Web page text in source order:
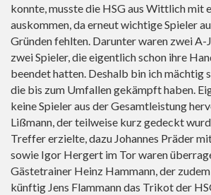
konnte, musste die HSG aus Wittlich mit
auskommen, da erneut wichtige Spieler
Gründen fehlten. Darunter waren zwei A-
zwei Spieler, die eigentlich schon ihre
beendet hatten. Deshalb bin ich mächtig
die bis zum Umfallen gekämpft haben.
keine Spieler aus der Gesamtleistung
Lißmann, der teilweise kurz gedeckt
Treffer erzielte, dazu Johannes Präder
sowie Igor Hergert im Tor waren
Gästetrainer Heinz Hammann, der
künftig Jens Flammann das Trikot der